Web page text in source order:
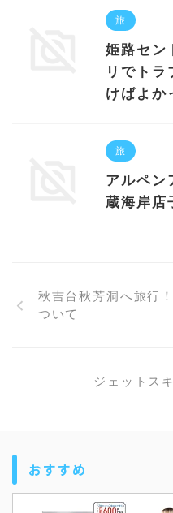
旅
姫路セン
リでト
けばよか
旅
アルペン
蔵海岸店
秋吉台秋芳洞へ旅行
ついて
ジェットス
おすすめ